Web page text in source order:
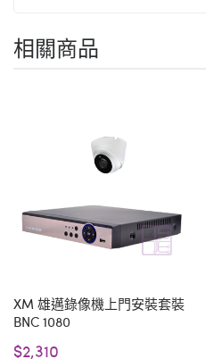
相關商品
XM 雄邁錄像機上門安裝套裝
BNC 1080
$2,310